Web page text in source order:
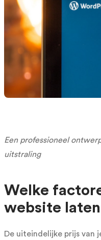
Een professioneel
uitstraling
Welke
website
De uiteindelijke prijs van